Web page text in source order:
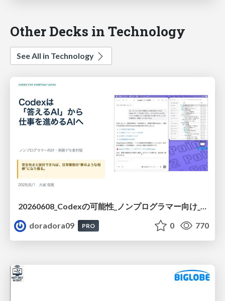
Other Decks in Technology
See All in Technology
doradora09
PRO 0 770